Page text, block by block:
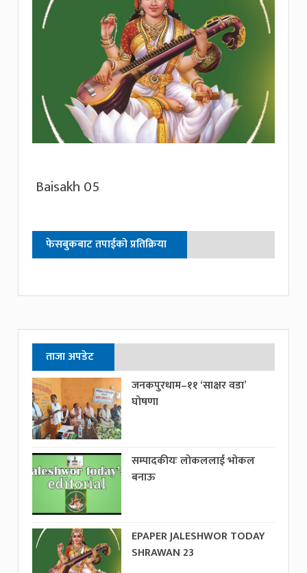
Baisakh 05
फेसबुकबाट तपाईको प्रतिक्रिया
ताजा अपडेट
जनकपुरधाम–११ ‘साक्षर वडा’
घोषणा
सम्पादकीयः लोकललाई भोकल
बनाऊ
EPAPER JALESHWOR TODAY
SHRAWAN 23